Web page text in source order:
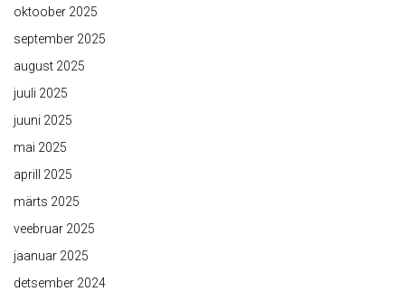
oktoober 2025
september 2025
august 2025
juuli 2025
juuni 2025
mai 2025
aprill 2025
märts 2025
veebruar 2025
jaanuar 2025
detsember 2024